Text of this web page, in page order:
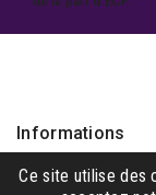
Informations
Produits
Ce site utilise des